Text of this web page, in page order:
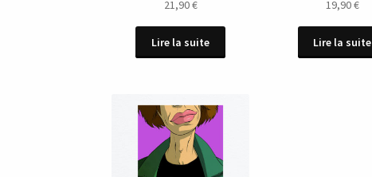
21,90€
Lire la suite
19,90€
Lire la suite